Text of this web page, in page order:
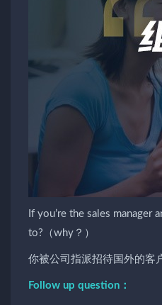
If you’re the sales
to? （why ？）
你被公司指派招待国外的客
Follow up question：